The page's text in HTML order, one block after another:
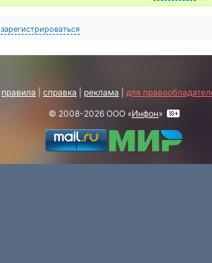
зарегистрироваться
правила справка реклама для
© 2008-2026 ООО «Инфон»